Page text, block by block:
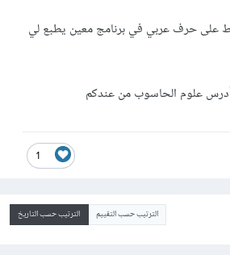
على حرف عربي في برنامج معين يطبع لي
علوم الحاسوب من عندكم
1
الترتيب حسب التقييم الترتيب حسب التاريخ